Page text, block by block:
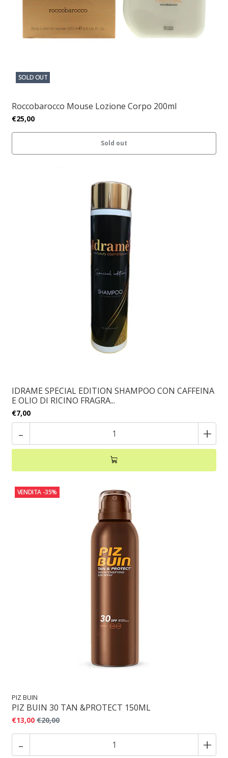
SOLD OUT
Roccobarocco Mouse Lozione Corpo 200ml
€25,00
Sold out
IDRAME SPECIAL EDITION SHAMPOO CON CAFFEINA
E OLIO DI RICINO FRAGRA...
€7,00
- +
VENDITA -35%
PIZ BUIN
PIZ BUIN 30 TAN &PROTECT 150ML
€13,00 €20,00
- +